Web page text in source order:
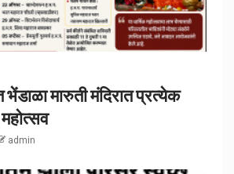
भेंडाळा मारुती मंदिरात प्रत्येक
महोत्सव
admin